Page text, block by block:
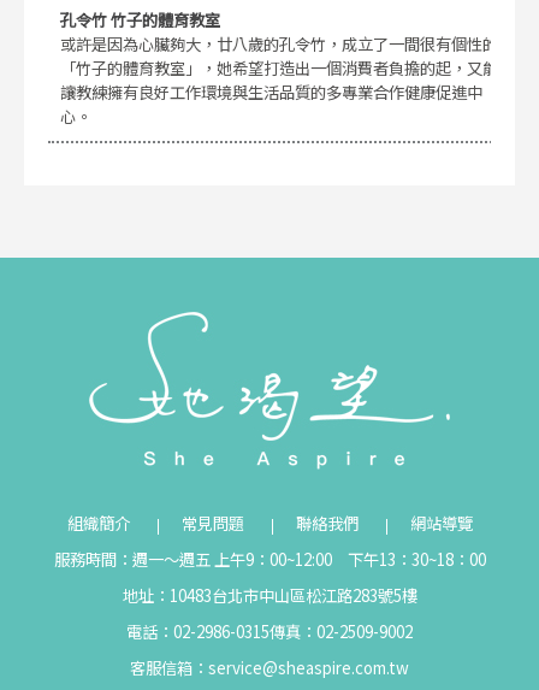
孔令竹 竹子的體育教室
或許是因為心臟夠大，廿八歲的孔令竹，成立了一間很有個性的
「竹子的體育教室」，她希望打造出一個消費者負擔的起，又能
讓教練擁有良好工作環境與生活品質的多專業合作健康促進中
心。
組織簡介 常見問題 聯絡我們
網站導覽
服務時間：週一～週五 上午9：00~12:00 下午13：30~18：00
地址：10483台北市中山區松江路283號5樓
電話：02-2986-0315傳真：02-2509-9002
客服信箱： service@sheaspire.com.tw